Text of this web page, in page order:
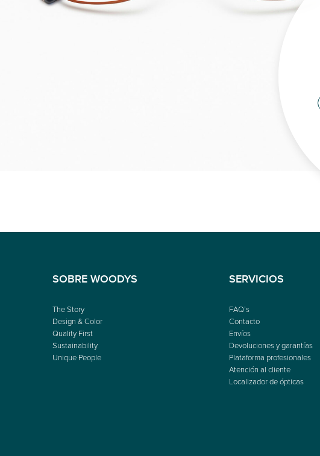
SOBRE WOODYS
The Story
Design & Color
Quality First
Sustainability
Unique People
SERVICIOS
FAQ’s
Contacto
Envíos
Devoluciones y garantías
Plataforma profesionales
Atención al cliente
Localizador de ópticas